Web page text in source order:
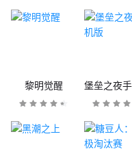
黎明觉醒